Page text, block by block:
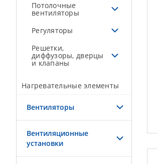
Потолочные
вентиляторы
Регуляторы
Решетки,
диффузоры, дверцы
и клапаны
Нагревательные элементы
Вентиляторы
Вентиляционные
установки